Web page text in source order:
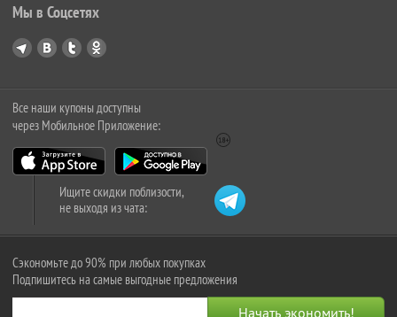
Мы в Соцсетях
Все наши купоны доступны
через Мобильное Приложение:
Ищите скидки поблизости,
не выходя из чата:
Сэкономьте до 90% при любых покупках
Подпишитесь на самые выгодные предложения